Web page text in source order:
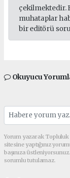
çekilmektedir.
muhataplar
bir editörü
Okuyucu
Yorum yazarak Topluluk
sitesine yaptığınız
başınıza
sorumlu tutulamaz.